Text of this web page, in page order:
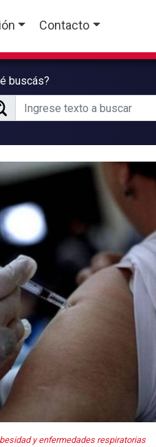
Contacto
buscás?
y enfermedades respiratorias